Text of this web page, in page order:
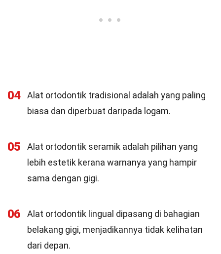
04
Alat ortodontik tradisional adalah yang paling
biasa dan diperbuat daripada logam.
05
Alat ortodontik seramik adalah pilihan yang
lebih estetik kerana warnanya yang hampir
sama dengan gigi.
06
Alat ortodontik lingual dipasang di bahagian
belakang gigi, menjadikannya tidak kelihatan
dari depan.